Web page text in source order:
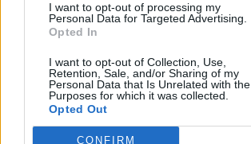
I want to opt-out of processing my
Personal Data for Targeted Advertising.
Opted In
I want to opt-out of Collection, Use,
Retention, Sale, and/or Sharing of my
Personal Data that Is Unrelated with the
Purposes for which it was collected.
Opted Out
CONFIRM